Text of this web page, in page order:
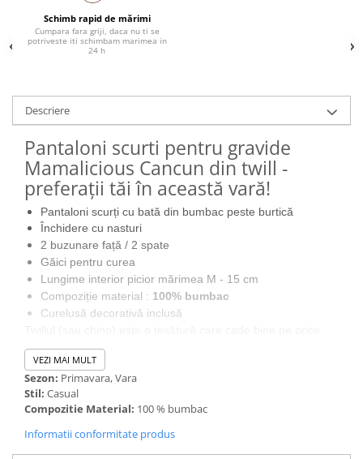
Schimb rapid de mărimi
Cumpara fara griji, daca nu ti se
potriveste iti schimbam marimea in
24 h
Descriere
Pantaloni scurti pentru gravide
Mamalicious Cancun din twill -
preferații tăi în această vară!
Pantaloni scurți cu bată din bumbac peste burtică
Închidere cu nasturi
2 buzunare față / 2 spate
Găici pentru curea
Lungime interior picior mărimea M - 15 cm
Compoziție material : 100% bumbac
Curelusă decorativă inclusă
forme, fiind ușoară și confortabilă datorită conținutului
exclusiv din bumbac. Purtați alături de un tricou tot din
bumbac, acești pantaloni scurti pentru gravide vor fi preferații
tăi în acest sezon estival. Curelușa decorativă le dă un aer
trendy-chic. Poartă-i cu sandale cu talpă din plută sau
balerini și te asigurăm că vei avea o zi excelentă!
VEZI MAI MULT
Sezon: Primavara, Vara
Stil: Casual
Compozitie Material: 100 % bumbac
Informatii conformitate produs